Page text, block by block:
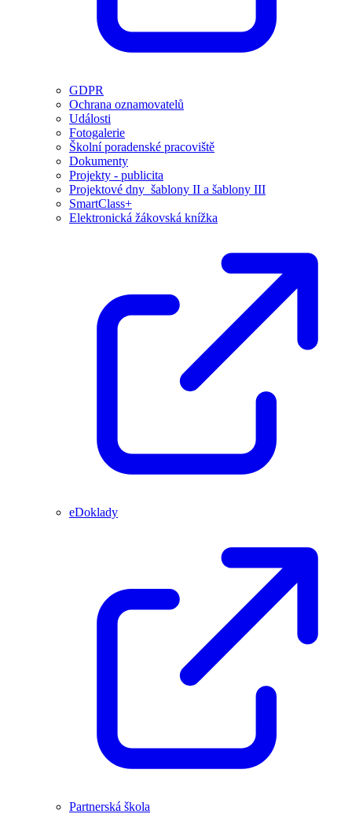
GDPR
Ochrana oznamovatelů
Události
Fotogalerie
Školní poradenské pracoviště
Dokumenty
Projekty - publicita
Projektové dny_šablony II a šablony III
SmartClass+
Elektronická žákovská knížka
eDoklady
Partnerská škola